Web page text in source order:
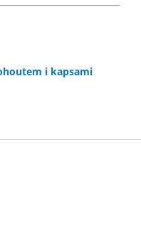
i kapsami